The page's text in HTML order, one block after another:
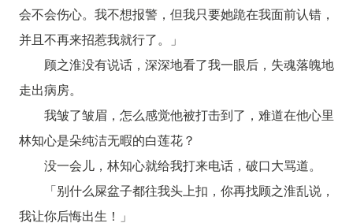
会不会伤心。我不想报警，但我只要她跪在我面前认错，
并且不再来招惹我就行了。」
顾之淮没有说话，深深地看了我一眼后，失魂落魄地
走出病房。
我皱了皱眉，怎么感觉他被打击到了，难道在他心里
林知心是朵纯洁无暇的白莲花？
没一会儿，林知心就给我打来电话，破口大骂道。
「别什么屎盆子都往我头上扣，你再找顾之淮乱说，
我让你后悔出生！」